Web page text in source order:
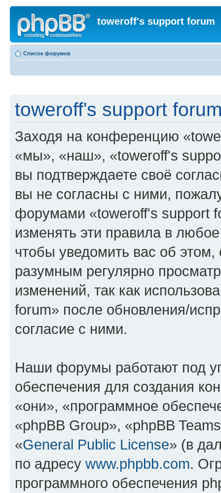
toweroff's support forum
Список форумов
toweroff's support
Заходя на конференцию
«мы», «наш», «toweroff's
вы подтверждаете своё
вы не согласны с ними,
форумами «toweroff's support
изменять эти правила в
чтобы уведомить вас об
разумным регулярно
изменений, так как
forum» после обновления/
согласие с ними.
Наши форумы работают под
обеспечения для создания
«они», «программное
«phpBB Group», «phpBB
«General Public License» (в
по адресу www.phpbb.com.
программного обеспечения